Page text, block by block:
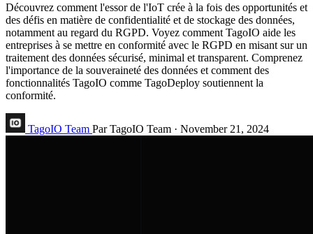
Découvrez comment l'essor de l'IoT crée à la fois des opportunités et
des défis en matière de confidentialité et de stockage des données,
notamment au regard du RGPD. Voyez comment TagoIO aide les
entreprises à se mettre en conformité avec le RGPD en misant sur un
traitement des données sécurisé, minimal et transparent. Comprenez
l'importance de la souveraineté des données et comment des
fonctionnalités TagoIO comme TagoDeploy soutiennent la
conformité.
TagoIO Team Par TagoIO Team · November 21, 2024